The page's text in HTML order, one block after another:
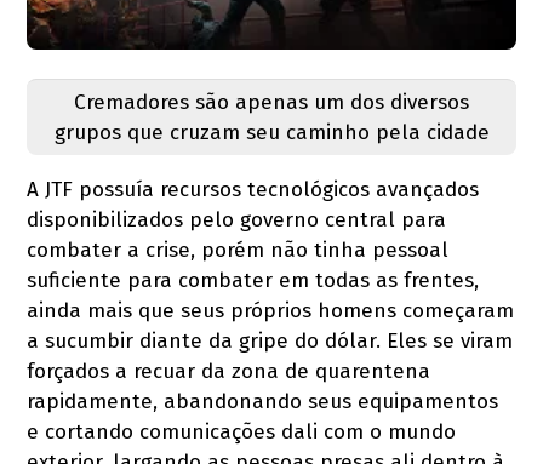
Cremadores são apenas um dos diversos
grupos que cruzam seu caminho pela cidade
A JTF possuía recursos tecnológicos avançados
disponibilizados pelo governo central para
combater a crise, porém não tinha pessoal
suficiente para combater em todas as frentes,
ainda mais que seus próprios homens começaram
a sucumbir diante da gripe do dólar. Eles se viram
forçados a recuar da zona de quarentena
rapidamente, abandonando seus equipamentos
e cortando comunicações dali com o mundo